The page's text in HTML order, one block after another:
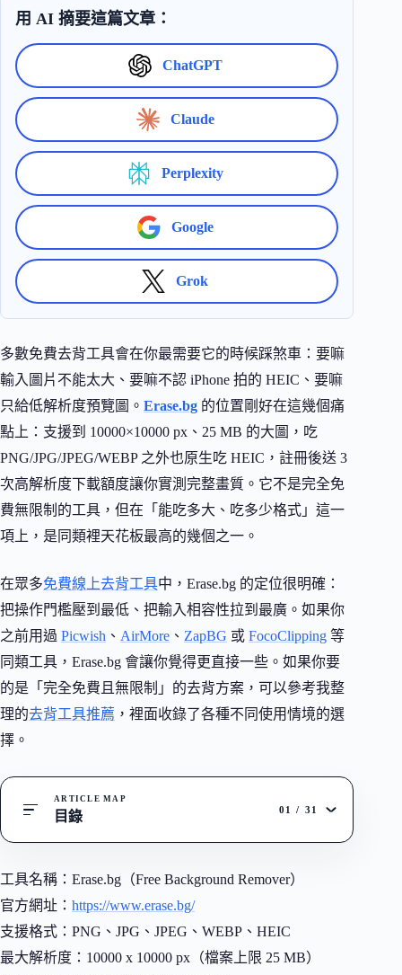
用 AI 摘要這篇文章：
ChatGPT
Claude
Perplexity
Google
Grok
多數免費去背工具會在你最需要它的時候踩煞車：要嘛
輸入圖片不能太大、要嘛不認 iPhone 拍的 HEIC、要嘛
只給低解析度預覽圖。 Erase.bg 的位置剛好在這幾個痛
點上：支援到 10000×10000 px、25 MB 的大圖，吃
PNG/JPG/JPEG/WEBP 之外也原生吃 HEIC，註冊後送 3
次高解析度下載額度讓你實測完整畫質。它不是完全免
費無限制的工具，但在「能吃多大、吃多少格式」這一
項上，是同類裡天花板最高的幾個之一。
在眾多免費線上去背工具中，Erase.bg 的定位很明確：
把操作門檻壓到最低、把輸入相容性拉到最廣。如果你
之前用過 Picwish 、 AirMore 、 ZapBG 或 FocoClipping 等
同類工具，Erase.bg 會讓你覺得更直接一些。如果你要
的是「完全免費且無限制」的去背方案，可以參考我整
理的去背工具推薦 ，裡面收錄了各種不同使用情境的選
擇。
ARTICLE MAP
目錄 01 / 31
工具名稱：Erase.bg（Free Background Remover）
官方網址： https://www.erase.bg/
支援格式：PNG、JPG、JPEG、WEBP、HEIC
最大解析度：10000 x 10000 px（檔案上限 25 MB）